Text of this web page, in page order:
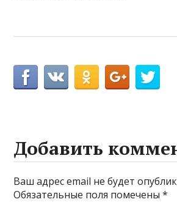
Добавить
Ваш адрес email не будет
Обязательные поля помечены*